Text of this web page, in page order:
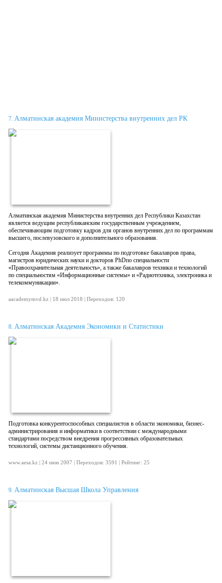
7. Алматинская академия Министерства внутренних дел РК
Алматинская академия Министерства внутренних дел Республики Казахстан
является ведущим республиканским государственным учреждением,
обеспечивающим подготовку кадров для органов внутренних дел по программам
высшего, послевузовского и дополнительного образования.
Сегодня Академия реализует программы по подготовке бакалавров права,
магистров юридических науки и докторов PhDпо специальности
«Правоохранительная деятельность», а также бакалавров техники и технологий
по специальностям «Информационные системы» и «Радиотехника, электроника и
телекоммуникации».
aacademymvd.kz | 18 июл 2018 | Переходов: 120
8. Алматинская Академия Экономики и Статистики
Подготовка конкурентоспособных специалистов в области экономики, бизнес-
администрирования и информатики в соответствии с международными
стандартами посредством внедрения прогрессивных образовательных
технологий, системы дистанционного обучения.
www.aesa.kz | 24 июн 2007 | Переходов: 3591 | Рейтинг: 25
9. Алматинская Высшая Школа Управления